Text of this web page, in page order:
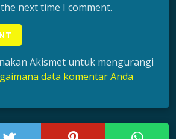
next time I comment.
Akismet untuk mengurangi
data komentar Anda